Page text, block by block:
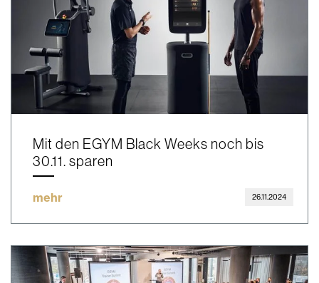
Mit den EGYM Black Weeks noch bis
30.11. sparen
mehr 26.11.2024